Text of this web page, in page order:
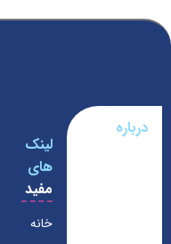
درباره
لینک
های
مفید
خانه